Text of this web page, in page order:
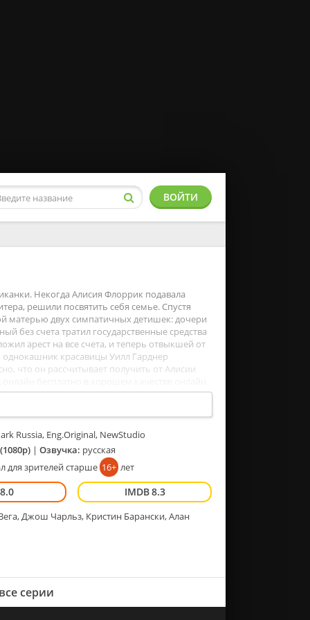
ВОЙТИ
Некогда Алисия Флоррик подавала
решили посвятить себя семье. Спустя
матерью двух симпатичных детишек: дочери
без счета тратил государственные средства
арест на все счета, и теперь отвыкшей от
красавицы Уилл Гарднер
что он рассчитывает получить от Алисии
Russia, Eng.Original, NewStudio
| Озвучка: русская
для зрителей старше 16+лет
8.0 8.3
Джош Чарльз, Кристин Барански, Алан
серии